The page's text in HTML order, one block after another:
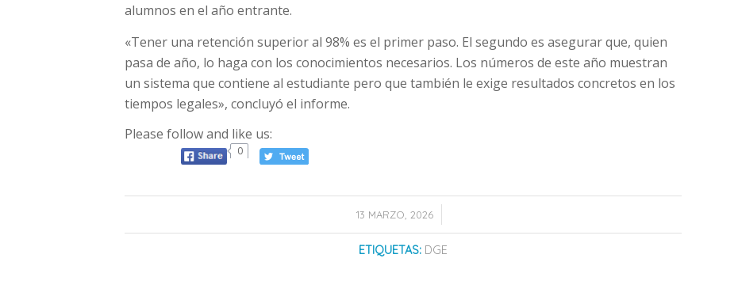
alumnos en el año entrante.
«Tener una retención superior al 98% es el primer paso. El segundo es asegurar que, quien
pasa de año, lo haga con los conocimientos necesarios. Los números de este año muestran
un sistema que contiene al estudiante pero que también le exige resultados concretos en los
tiempos legales», concluyó el informe.
Please follow and like us:
0
13 MARZO, 2026
/
ETIQUETAS: DGE